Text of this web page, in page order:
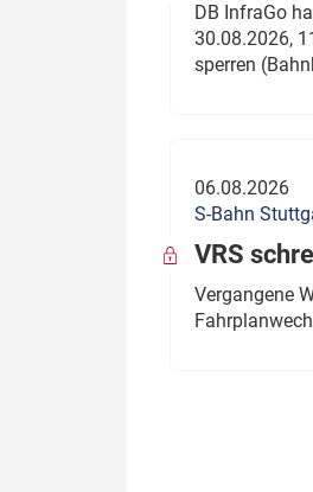
DB InfraGo
30.08.2026,
sperren
06.08.2026
S-Bahn
VRS
Vergangene